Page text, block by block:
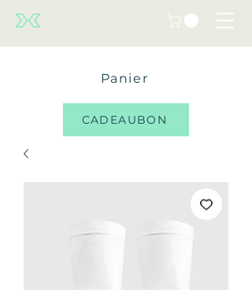
Panier
CADEAUBON